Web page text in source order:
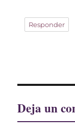
Responder
Deja un